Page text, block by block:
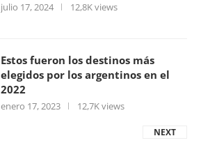
julio 17, 2024 12,8K views
Estos fueron los destinos más
elegidos por los argentinos en el
2022
enero 17, 2023 12,7K views
NEXT